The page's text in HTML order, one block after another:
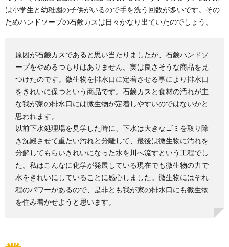
お付き合いをして初めて男性の部屋を訪れた時、あま
りにも部屋が綺麗で整理整頓されていると、「きっち
は小学生と幼稚園の子供がいるので手を洗う回数が多いです。その
ためハンドソープの石鹸カスは日々かなり出ていたのでしょう。
原因が石鹸カスであると思い当たりましたが、石鹸ハンドソ
ープをやめるつもりはありません。実は良さそうな商品を見
つけたのです。微生物を排水口に定着させる事により排水口
をきれいに保つという商品です。石鹸カスと食材の汚れが主
な我が家の排水口には微生物が定着しやすいのではないかと
思われます。
以前下水処理場を見学した時に、下水は大きなゴミを取り除
き沈殿させて重たい汚れと分離して、最後は微生物に汚れを
分解してもらいきれいになった水を川へ流すという工程でし
た。私はこんなに化学が発展している現在でも微生物の力で
水をきれいにしていることに感心しました。微生物にはそれ
程のパワーがあるので、是非とも我が家の排水口にも微生物
を住み着かせようと思います。